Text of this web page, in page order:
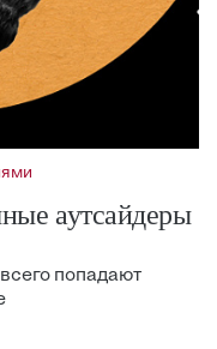
аутсайдеры
попадают